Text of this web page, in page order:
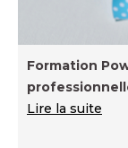
Formation
Lire la suite